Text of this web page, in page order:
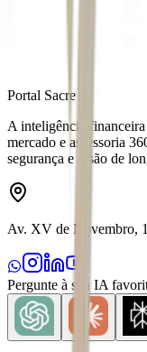
Portal Sacre
A inteligência
mercado e assessoria
segurança e visão de
Av. XV de Novembro,
Pergunte à sua IA